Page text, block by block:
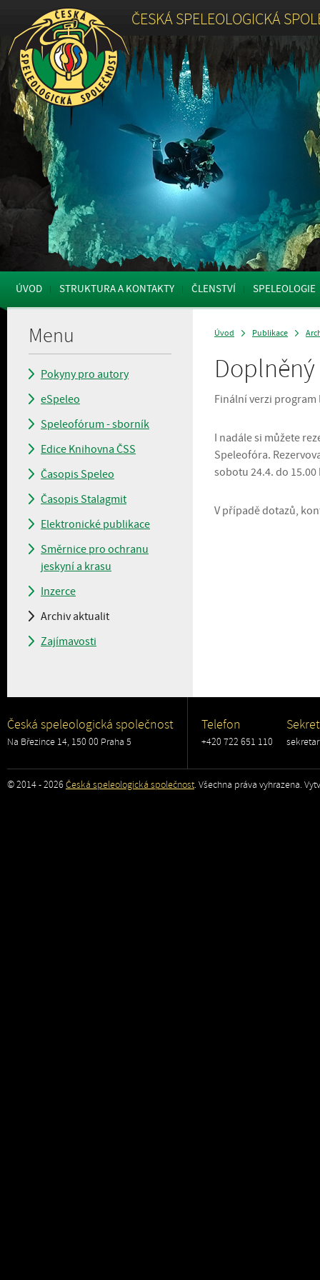
ČESKÁ SPELEOLOGICKÁ
ÚVOD STRUKTURA A KONTAKTY ČLENSTVÍ SPELEOLOGIE
Menu
Pokyny pro autory
eSpeleo
Speleofórum - sborník
Edice Knihovna ČSS
Časopis Speleo
Časopis Stalagmit
Elektronické publikace
Směrnice pro ochranu
jeskyní a krasu
Inzerce
Archiv aktualit
Zajímavosti
Úvod Publikace
Finální verzi
I nadále si můžete
Speleofóra.
sobotu 24.4. do
V případě dotazů,
Česká speleologická společnost
Na Březince 14, 150 00 Praha 5
Telefon
+420 722 651 110
© 2014 - 2026 Česká speleologická společnost. Všechna práva vyhrazena.